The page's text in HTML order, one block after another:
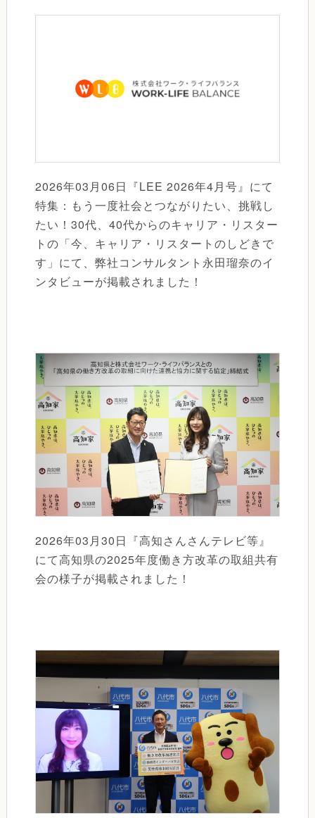
2026年03月06日『LEE 2026年4月号』にて
特集：もう一度社会とつながりたい、挑戦し
たい！30代、40代からのキャリア・リスター
トの「今、キャリア・リスタートのしどきで
す」にて、弊社コンサルタント永田瑠奈のイ
ンタビューが掲載されました！
2026年03月30日『高知さんさんテレビ等』
にて高知県の2025年度働き方改革の取組共有
会の様子が掲載されました！